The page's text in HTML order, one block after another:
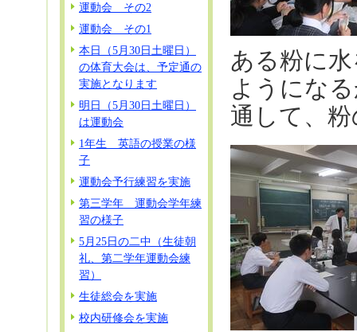
運動会 その2
運動会 その1
本日（5月30日土曜日）
の体育大会は、予定通の
実施となります
明日（5月30日土曜日）
は運動会
1年生 英語の授業の様
子
運動会予行練習を実施
第三学年 運動会学年練
習の様子
5月25日の二中（生徒朝
礼、第二学年運動会練
習）
生徒総会を実施
校内研修会を実施
ある粉に
ようにな
通して、